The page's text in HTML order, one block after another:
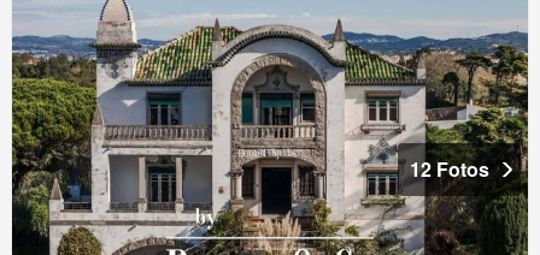
12 Fotos